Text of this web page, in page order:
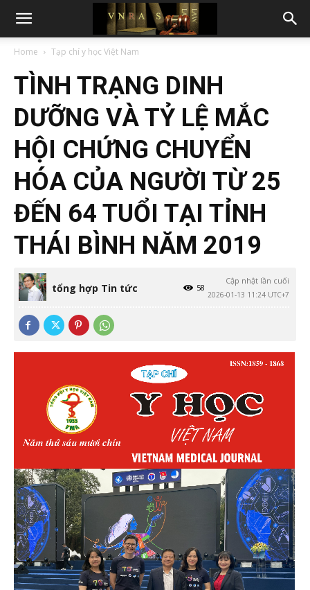
Home Tạp chí y học Việt Nam
TÌNH TRẠNG DINH
DƯỠNG VÀ TỶ LỆ MẮC
HỘI CHỨNG CHUYỂN
HÓA CỦA NGƯỜI TỪ 25
ĐẾN 64 TUỔI TẠI TỈNH
THÁI BÌNH NĂM 2019
tổng hợp Tin tức
Cập nhật lần cuối
2026-01-13 11:24 UTC+7
58